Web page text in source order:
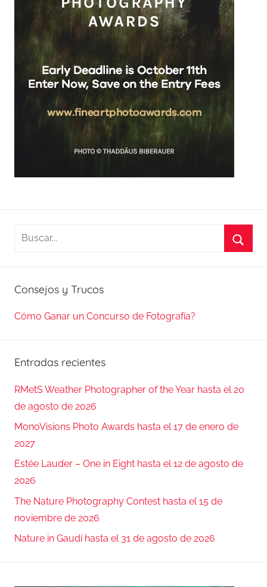
Buscar:
Consejos y Trucos
Cómo Ganar un Concurso de Fotografía?
Entradas recientes
RMetS Weather Photographer of the Year hasta el 20
de agosto de 2026
MonoVisions Photo Awards hasta el 17 de enero de
2027
Estée Lauder – One in Eight hasta el 12 de agosto de
2026
The Nature Photography Contest hasta el 15 de
noviembre de 2026
Nature in Gaudí hasta el 31 de agosto de 2026